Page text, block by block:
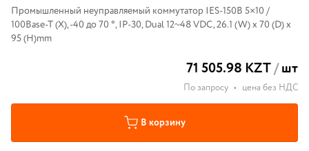
Промышленный неуправляемый коммутатор IES-150B 5×10 /
100Base-T (X), -40 до 70 °, IP-30, Dual 12~48 VDC, 26.1 (W) x 70 (D) x
95 (H)mm
71 505.98 KZT/шт
По запросу • цена без НДС
В корзину